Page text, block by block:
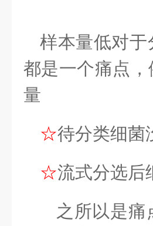
样本量低对
都是一个痛点，
量
☆待分类细菌
☆流式分选后
之所以是